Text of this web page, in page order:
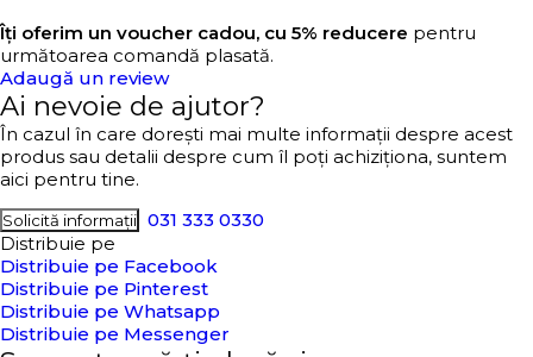
Îți oferim un voucher cadou, cu 5% reducere pentru
următoarea comandă plasată.
Adaugă un review
Ai nevoie de ajutor?
În cazul în care dorești mai multe informații despre acest
produs sau detalii despre cum îl poți achiziționa, suntem
aici pentru tine.
Solicită informații 031 333 0330
Distribuie pe
Distribuie pe Facebook
Distribuie pe Pinterest
Distribuie pe Whatsapp
Distribuie pe Messenger